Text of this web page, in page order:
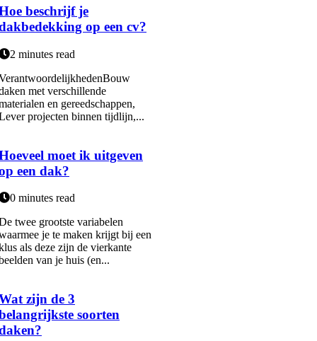
beschrijf je
op een cv?
2 minutes read
met verschillende
en gereedschappen,
projecten binnen tijdlijn,...
moet ik uitgeven
een dak?
0 minutes read
twee grootste variabelen
je te maken krijgt bij een
als deze zijn de vierkante
van je huis (en...
zijn de 3
soorten